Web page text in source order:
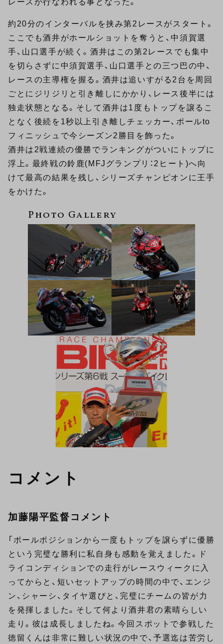
レースが行なわれる事となった。
約20分のインターバルを挟み第2レースがスタート。
ここでも酒井がホールショットを奪うと、中須賀選
手、山口選手が続く。酒井はこの第2レースでも集中
を切らさずに中須賀選手、山口選手との三つ巴の中、
レースの主導権を握る。酒井は追いすがる2台を周回
ごとにジリジリと引き離しにかかり、レース後半には
独走状態となる。そして酒井は1度もトップを譲るこ
となく後続を1秒以上引き離しチェッカー、ポールto
フィニッシュで今シーズン2勝目を飾った。
酒井は2戦連続の優勝でランキングがついにトップに
浮上。最終戦の鈴鹿(MFJグランプリ：2ヒート)へ向
けて最高の結果を残し、シリーズチャンピオンに王手
をかけた。
コメント
加藤陽平監督コメント
「ポールポジションから一度もトップを譲らずに優勝
という完璧な勝利に私自身も感動を覚えました。ド
ライコンディションでの走行がレースウィークに入
ってからと、短いセットアップの時間の中で、エンジ
ン、シャーシ、タイヤ選びと、完璧にチームの皆が力
を発揮しました。そして何より酒井君の素晴らしい
走り。彼は成長しましたね。今回スポットで参戦した
徳留くんは非常に難しい状況の中で、予選迄は苦労し